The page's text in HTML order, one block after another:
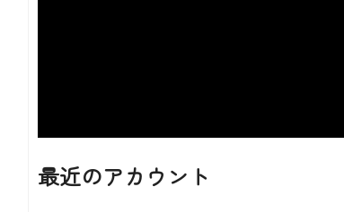
最近のアカウント